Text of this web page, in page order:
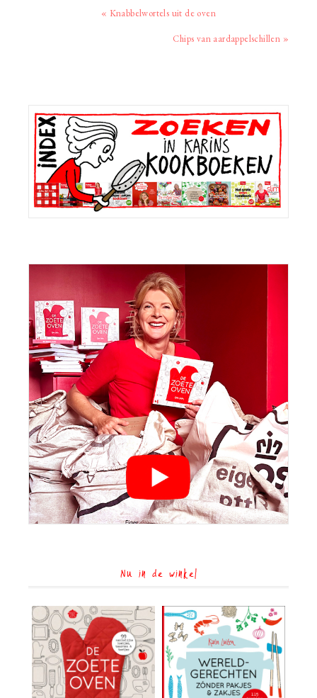
Vorig
« Knabbelwortels uit de oven
Volgend
Chips van aardappelschillen »
Primaire
Sidebar
Nu in de winkel